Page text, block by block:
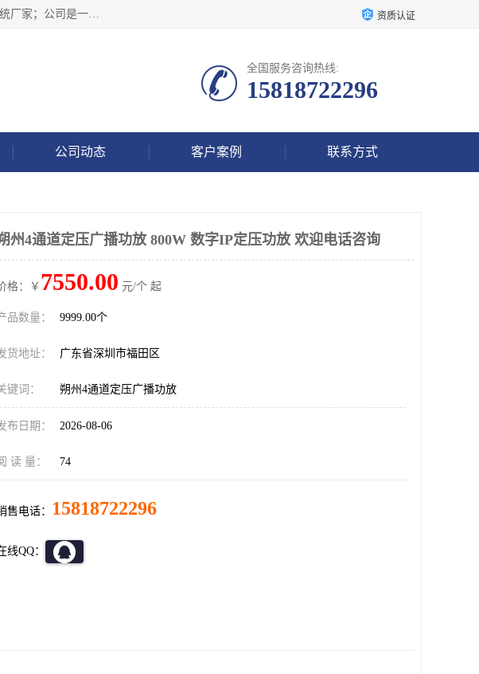
深圳市鼎尊时代科技有限公司主要从事：IP网络定压广播功放厂家、IP网络防水音柱厂家、校园IP网络广播系统厂家；公司是一家集研发、生产、销售公共广播器材于一体的现代电子科技企业。公司成立多年来，本着“自主研发技术、开拓稳定的产品”的宗旨，集多年的行业经验，引航广播行业的迅猛发展，使产品能够适应时代技术发展的需要。 资质认证
全国服务咨询热线:
15818722296
公司动态 客户案例 联系方式
州4通道定压广播功放 800W 数字IP定压功放 欢迎电话咨询
格：￥ 7550.00 元/个 起
品数量： 9999.00个
货地址： 广东省深圳市福田区
键词： 朔州4通道定压广播功放
布日期： 2026-08-06
读 量： 74
售电话： 15818722296
线QQ：